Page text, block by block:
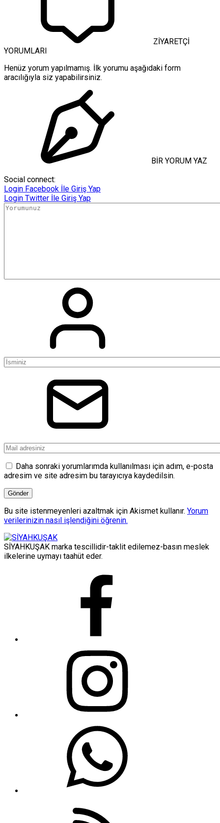
ZİYARETÇİ
YORUMLARI
Henüz yorum yapılmamış. İlk yorumu aşağıdaki form
aracılığıyla siz yapabilirsiniz.
BİR YORUM YAZ
Social connect:
Login Facebook İle Giriş Yap
Login Twitter İle Giriş Yap
Daha sonraki yorumlarımda kullanılması için adım, e-posta
adresim ve site adresim bu tarayıcıya kaydedilsin.
Bu site istenmeyenleri azaltmak için Akismet kullanır. Yorum
verilerinizin nasıl işlendiğini öğrenin.
SİYAHKUŞAK marka tescillidir-taklit edilemez-basın meslek
ilkelerine uymayı taahüt eder.